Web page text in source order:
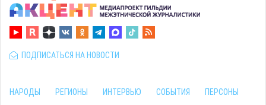
ПОДПИСАТЬСЯ НА НОВОСТИ
НАРОДЫ РЕГИОНЫ ИНТЕРВЬЮ СОБЫТИЯ
ПЕРСОНЫ